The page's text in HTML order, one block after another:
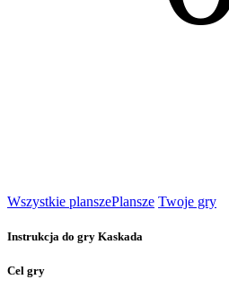
Wszystkie planszePlansze Twoje gry
Instrukcja do gry Kaskada
Cel gry